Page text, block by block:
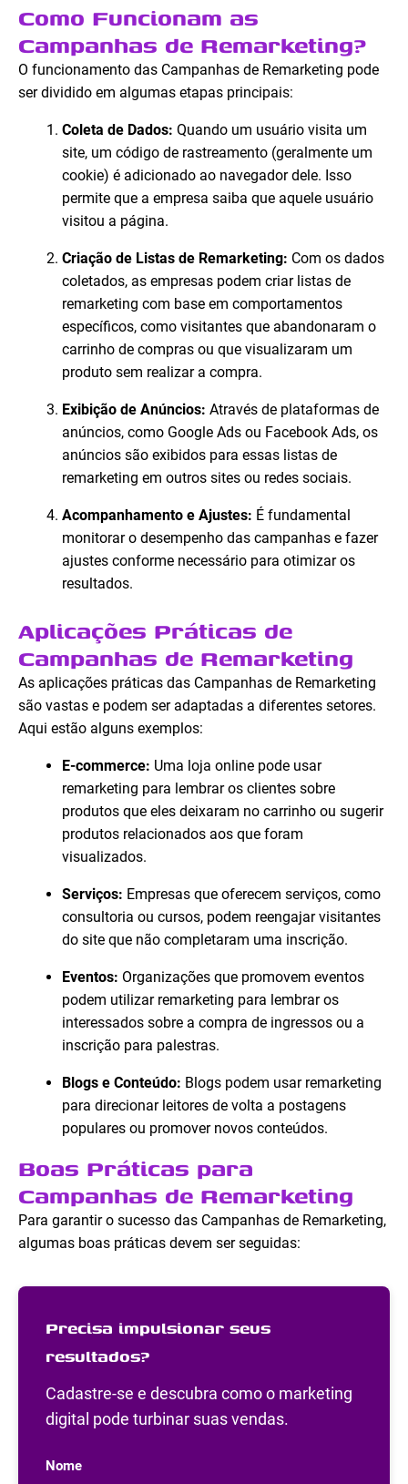
Como Funcionam as
Campanhas de Remarketing?
O funcionamento das Campanhas de Remarketing pode
ser dividido em algumas etapas principais:
Coleta de Dados: Quando um usuário visita um
site, um código de rastreamento (geralmente um
cookie) é adicionado ao navegador dele. Isso
permite que a empresa saiba que aquele usuário
visitou a página.
Criação de Listas de Remarketing: Com os dados
coletados, as empresas podem criar listas de
remarketing com base em comportamentos
específicos, como visitantes que abandonaram o
carrinho de compras ou que visualizaram um
produto sem realizar a compra.
Exibição de Anúncios: Através de plataformas de
anúncios, como Google Ads ou Facebook Ads, os
anúncios são exibidos para essas listas de
remarketing em outros sites ou redes sociais.
Acompanhamento e Ajustes: É fundamental
monitorar o desempenho das campanhas e fazer
ajustes conforme necessário para otimizar os
resultados.
Aplicações Práticas de
Campanhas de Remarketing
As aplicações práticas das Campanhas de Remarketing
são vastas e podem ser adaptadas a diferentes setores.
Aqui estão alguns exemplos:
E-commerce: Uma loja online pode usar
remarketing para lembrar os clientes sobre
produtos que eles deixaram no carrinho ou sugerir
produtos relacionados aos que foram
visualizados.
Serviços: Empresas que oferecem serviços, como
consultoria ou cursos, podem reengajar visitantes
do site que não completaram uma inscrição.
Eventos: Organizações que promovem eventos
podem utilizar remarketing para lembrar os
interessados sobre a compra de ingressos ou a
inscrição para palestras.
Blogs e Conteúdo: Blogs podem usar remarketing
para direcionar leitores de volta a postagens
populares ou promover novos conteúdos.
Boas Práticas para
Campanhas de Remarketing
Para garantir o sucesso das Campanhas de Remarketing,
algumas boas práticas devem ser seguidas:
Precisa impulsionar seus
resultados?
Cadastre-se e descubra como o marketing
digital pode turbinar suas vendas.
Nome